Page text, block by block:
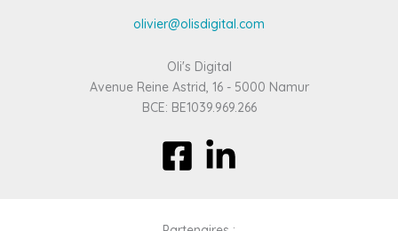
olivier@olisdigital.com
Oli's Digital
Avenue Reine Astrid, 16 - 5000 Namur
BCE: BE1039.969.266